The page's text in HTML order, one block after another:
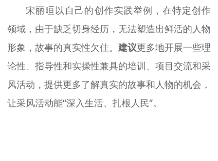
宋丽晅以自己的创作实践举例，在特定创作
领域，由于缺乏切身经历，无法塑造出鲜活的人物
形象，故事的真实性欠佳。建议更多地开展一些理
论性、指导性和实操性兼具的培训、项目交流和采
风活动，提供更多了解真实的故事和人物的机会，
让采风活动能“深入生活、扎根人民”。